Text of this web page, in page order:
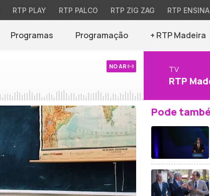
RTP PLAY RTP PALCO RTP ZIG ZAG RTP ENSINA
Programas Programação + RTP Madeira
NO AR TV
RTP
Pode